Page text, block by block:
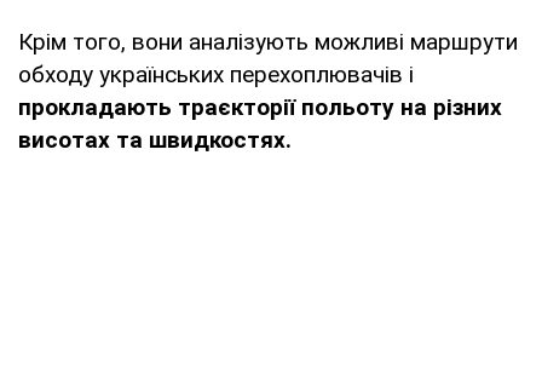
Крім того, вони аналізують можливі маршрути
обходу українських перехоплювачів і
прокладають траєкторії польоту на різних
висотах та швидкостях.